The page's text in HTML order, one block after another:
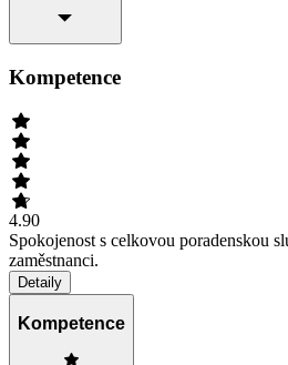
Kompetence
4.90
Spokojenost s celkovou poradenskou
zaměstnanci.
Detaily
Kompetence